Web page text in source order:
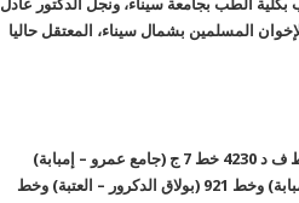
الطب بجامعة سيناء، ونجل الدكتور عادل
المسلمين بشمال سيناء، المعتقل حاليا
أشعل مجهولون النار في 7 أتوبيسات تابعة للنقل العام بالقاهرة، أرقام ط ف د 4230 خط 7 ج (جامع عمرو – إمبابة)
وأتوبيس رقم 8502 (سوق العبور – إمبابة) وخط 166 (بوﻻق الدكرور – إمبابة) وخط 921 (بوﻻق الدكرور – العتبة) وخط